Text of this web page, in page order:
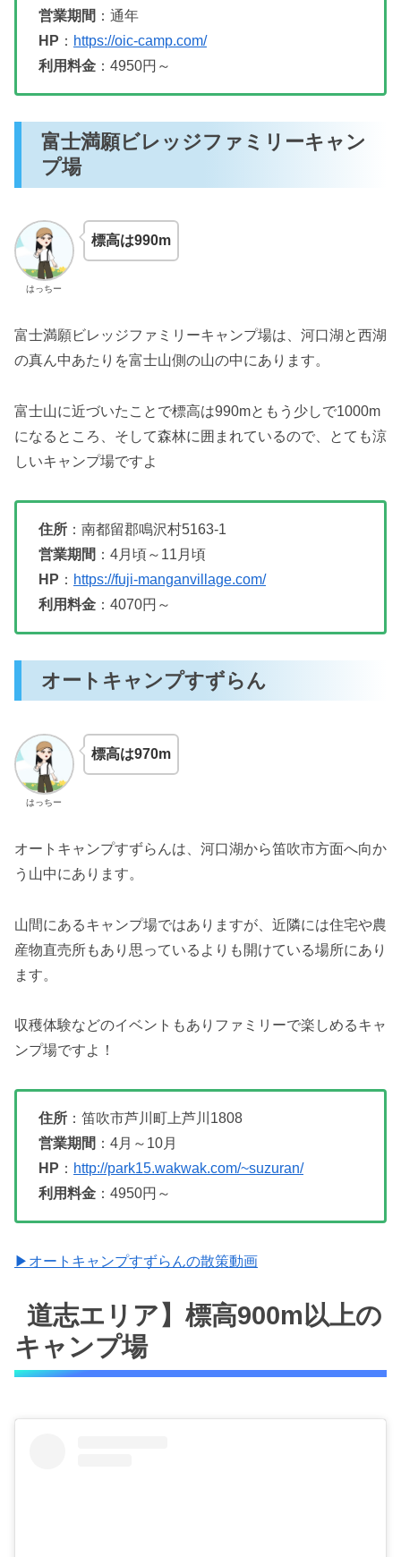
営業期間 ：通年
HP ： https://oic-camp.com/
利用料金 ：4950円～
富士満願ビレッジファミリーキャン
プ場
はっちー
標高は990m
富士満願ビレッジファミリーキャンプ場は、河口湖と西湖
の真ん中あたりを富士山側の山の中にあります。
富士山に近づいたことで標高は990mともう少しで1000m
になるところ、そして森林に囲まれているので、とても涼
しいキャンプ場ですよ
住所 ：南都留郡鳴沢村5163-1
営業期間 ：4月頃～11月頃
HP ： https://fuji-manganvillage.com/
利用料金 ：4070円～
オートキャンプすずらん
はっちー
標高は970m
オートキャンプすずらんは、河口湖から笛吹市方面へ向か
う山中にあります。
山間にあるキャンプ場ではありますが、近隣には住宅や農
産物直売所もあり思っているよりも開けている場所にあり
ます。
収穫体験などのイベントもありファミリーで楽しめるキャ
ンプ場ですよ！
住所 ：笛吹市芦川町上芦川1808
営業期間 ：4月～10月
HP ： http://park15.wakwak.com/~suzuran/
利用料金 ：4950円～
▶オートキャンプすずらんの散策動画
道志エリア】標高900m以上の
キャンプ場